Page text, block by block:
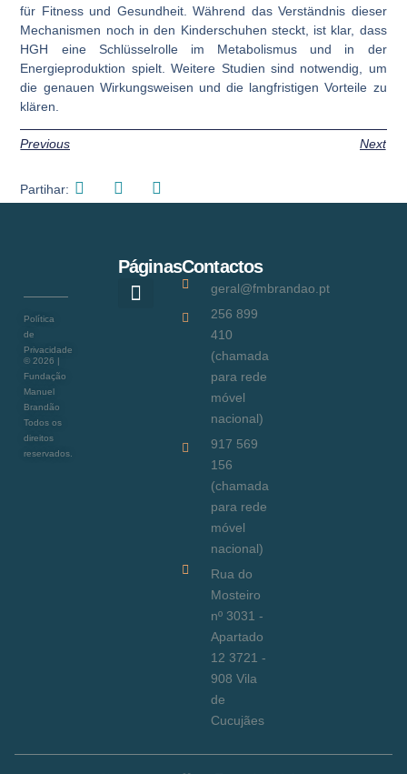
für Fitness und Gesundheit. Während das Verständnis dieser
Mechanismen noch in den Kinderschuhen steckt, ist klar, dass
HGH eine Schlüsselrolle im Metabolismus und in der
Energieproduktion spielt. Weitere Studien sind notwendig, um
die genauen Wirkungsweisen und die langfristigen Vorteile zu
klären.
Previous Next
Partihar:
Política
de
Privacidade
© 2026 |
Fundação
Manuel
Brandão
Todos os
direitos
reservados.
PáginasContactos
geral@fmbrandao.pt
256 899
410
(chamada
para rede
móvel
nacional)
917 569
156
(chamada
para rede
móvel
nacional)
Rua do
Mosteiro
nº 3031 -
Apartado
12 3721 -
908 Vila
de
Cucujães